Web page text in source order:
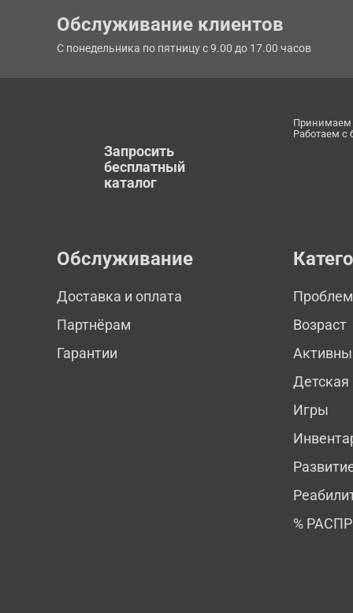
Обслуживание клиентов
С понедельника по пятницу с 9.00 до 17.00 часов
Запросить
бесплатный
каталог
Принимаем
Работаем
Обслуживание
Доставка и оплата
Партнёрам
Гарантии
Возраст
Детская
Игры
%